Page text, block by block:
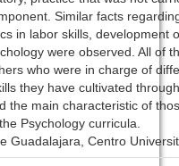
Similar facts
in labor skills, development
were observed. All of
who were in charge of
they have cultivated
the main characteristic of
Psychology curricula.
Guadalajara, Centro